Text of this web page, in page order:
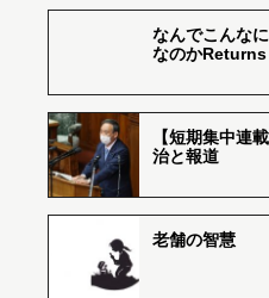
なんでこんな
なのかReturns
【短期集中連
治と報道
老舗の智慧